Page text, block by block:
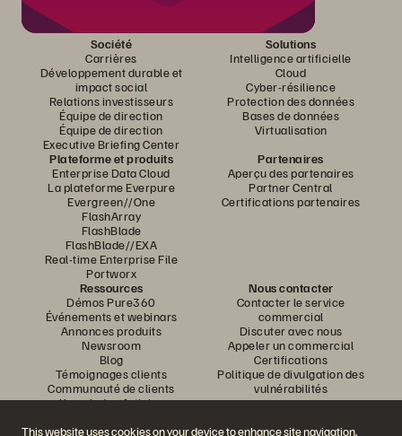
This website uses cookies on your device to enhance site navigation,
Société
Carrières
Développement durable et
impact social
Relations investisseurs
Équipe de direction
Équipe de direction
Executive Briefing Center
Solutions
Intelligence artificielle
Cloud
Cyber-résilience
Protection des données
Bases de données
Virtualisation
Plateforme et produits
Enterprise Data Cloud
La plateforme Everpure
Evergreen//One
FlashArray
FlashBlade
FlashBlade//EXA
Real-time Enterprise File
Portworx
Partenaires
Aperçu des partenaires
Partner Central
Certifications partenaires
Ressources
Démos Pure360
Événements et webinars
Annonces produits
Newsroom
Blog
Témoignages clients
Communauté de clients
Knowledge Articles
Nous contacter
Contacter le service
commercial
Discuter avec nous
Appeler un commercial
Certifications
Politique de divulgation des
vulnérabilités